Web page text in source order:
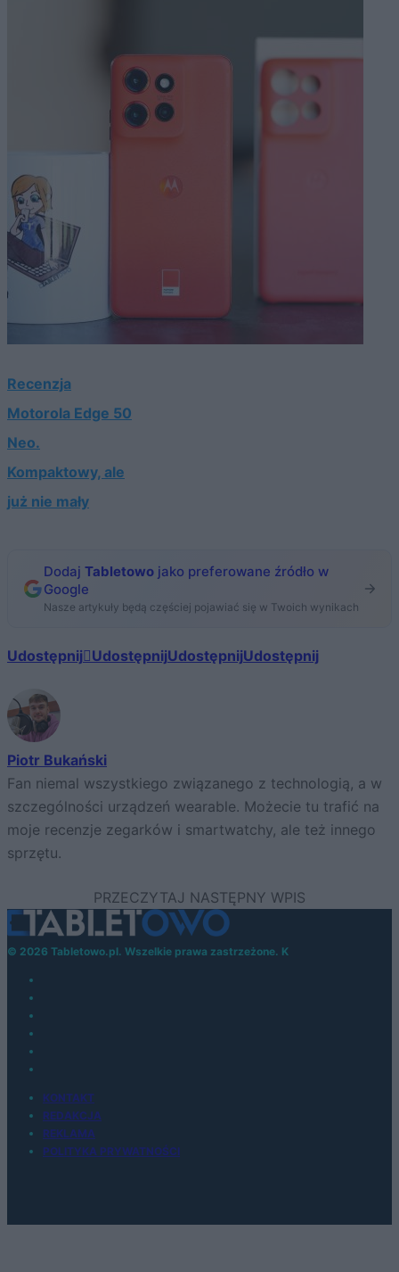
Recenzja
Motorola Edge 50
Neo.
Kompaktowy, ale
już nie mały
Dodaj Tabletowo jako preferowane źródło w
Google
Nasze artykuły będą częściej pojawiać się w Twoich wynikach
Udostępnij UdostępnijUdostępnijUdostępnij
Piotr Bukański
Fan niemal wszystkiego związanego z technologią, a w
szczególności urządzeń wearable. Możecie tu trafić na
moje recenzje zegarków i smartwatchy, ale też innego
sprzętu.
© 2026 Tabletowo.pl. Wszelkie prawa zastrzeżone. K
KONTAKT
REDAKCJA
REKLAMA
POLITYKA PRYWATNOŚCI